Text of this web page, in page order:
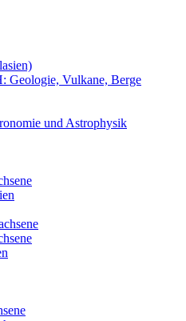
Geologie, Vulkane, Berge
und Astrophysik